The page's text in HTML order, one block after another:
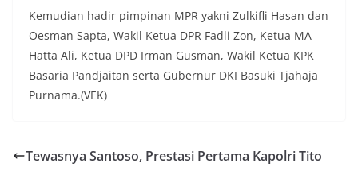
Kemudian hadir pimpinan MPR yakni Zulkifli Hasan dan
Oesman Sapta, Wakil Ketua DPR Fadli Zon, Ketua MA
Hatta Ali, Ketua DPD Irman Gusman, Wakil Ketua KPK
Basaria Pandjaitan serta Gubernur DKI Basuki Tjahaja
Purnama.(VEK)
Tewasnya Santoso, Prestasi Pertama Kapolri Tito